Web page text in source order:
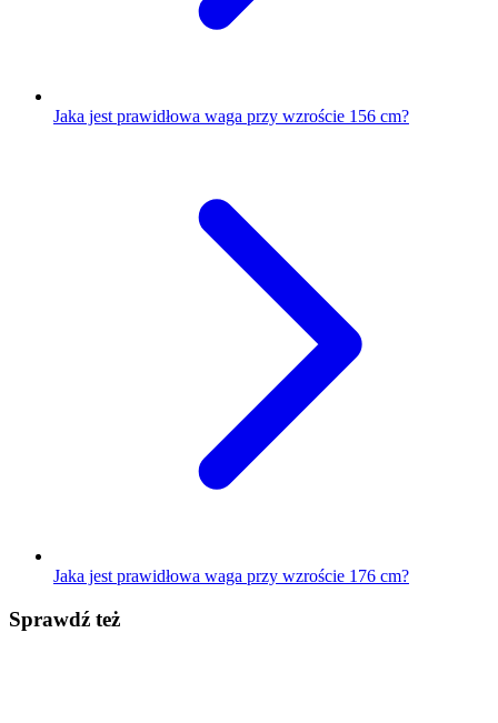
Jaka jest prawidłowa waga przy wzroście 156 cm?
Jaka jest prawidłowa waga przy wzroście 176 cm?
Sprawdź też